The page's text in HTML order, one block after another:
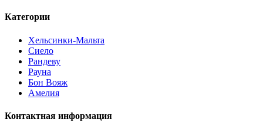
Категории
Хельсинки-Мальта
Сиело
Рандеву
Рауна
Бон Вояж
Амелия
Контактная информация